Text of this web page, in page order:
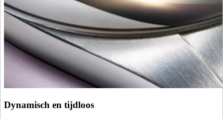
Dynamisch en tijdloos